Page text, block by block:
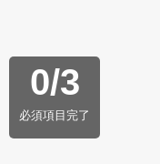
0/3
必須項目完了